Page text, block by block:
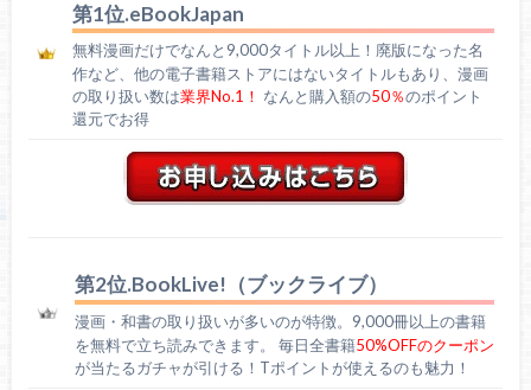
第1位.eBookJapan
無料漫画だけでなんと9,000タイトル以上！廃版になった名
作など、他の電子書籍ストアにはないタイトルもあり、漫画
の取り扱い数は業界No.1！ なんと購入額の50％のポイント
還元でお得
第2位.BookLive!（ブックライブ）
漫画・和書の取り扱いが多いのが特徴。9,000冊以上の書籍
を無料で立ち読みできます。 毎日全書籍50%OFFのクーポン
が当たるガチャが引ける！Tポイントが使えるのも魅力！